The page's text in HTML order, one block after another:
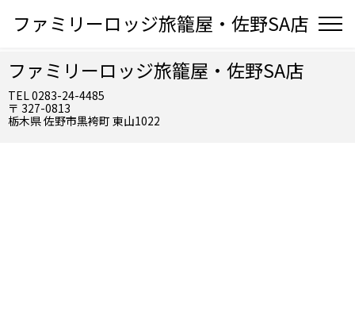
ファミリーロッジ旅籠屋・佐野SA店
ファミリーロッジ旅籠屋・佐野SA店
TEL 0283-24-4485
〒 327-0813
栃木県 佐野市黒袴町 東山1022